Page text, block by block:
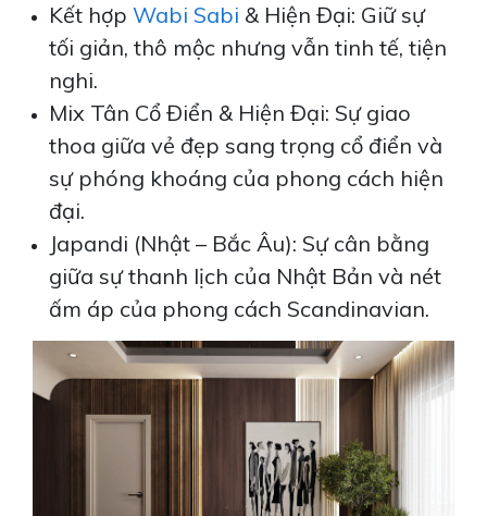
Kết hợp Wabi Sabi & Hiện Đại: Giữ sự
tối giản, thô mộc nhưng vẫn tinh tế, tiện
nghi.
Mix Tân Cổ Điển & Hiện Đại: Sự giao
thoa giữa vẻ đẹp sang trọng cổ điển và
sự phóng khoáng của phong cách hiện
đại.
Japandi (Nhật – Bắc Âu): Sự cân bằng
giữa sự thanh lịch của Nhật Bản và nét
ấm áp của phong cách Scandinavian.